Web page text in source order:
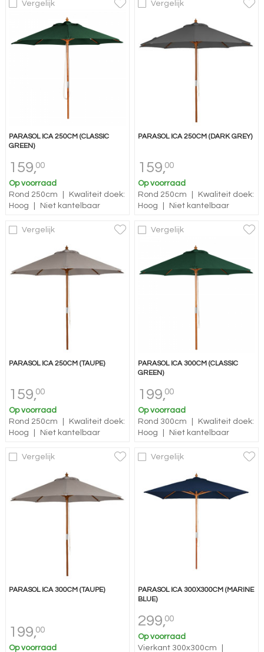
Vergelijk
PARASOL ICA 250CM (CLASSIC
GREEN)
159,00
Op voorraad
Rond 250cm
Kwaliteit doek:
Hoog
Niet kantelbaar
Vergelijk
PARASOL ICA 250CM (DARK GREY)
159,00
Op voorraad
Rond 250cm
Kwaliteit doek:
Hoog
Niet kantelbaar
Vergelijk
PARASOL ICA 250CM (TAUPE)
159,00
Op voorraad
Rond 250cm
Kwaliteit doek:
Hoog
Niet kantelbaar
Vergelijk
PARASOL ICA 300CM (CLASSIC
GREEN)
199,00
Op voorraad
Rond 300cm
Kwaliteit doek:
Hoog
Niet kantelbaar
Vergelijk
PARASOL ICA 300CM (TAUPE)
199,00
Op voorraad
Vergelijk
PARASOL ICA 300X300CM (MARINE
BLUE)
299,00
Op voorraad
Vierkant 300x300cm